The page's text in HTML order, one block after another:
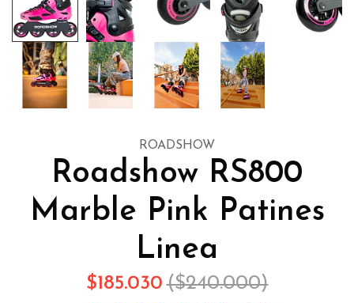
ROADSHOW
Roadshow RS800
Marble Pink Patines
Linea
$185.030 ($240.000)